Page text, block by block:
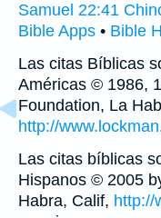
Samuel 22:41
Bible Apps • Bible
Las citas Bíblicas
Américas © 1986,
Foundation, La
http://
Las citas bíblicas
Hispanos © 2005
Habra, Calif, http://